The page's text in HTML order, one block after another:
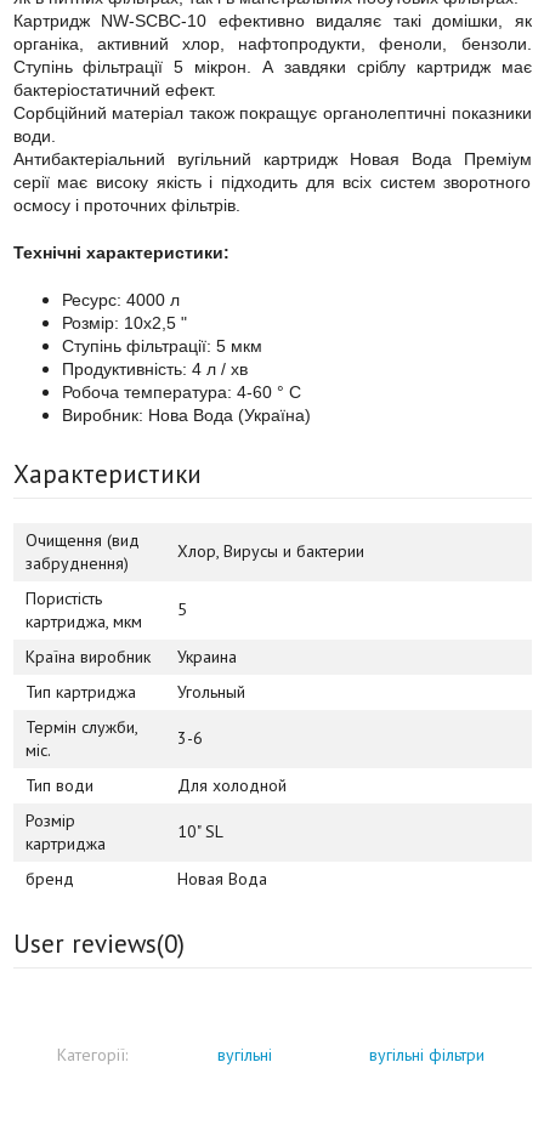
Картридж NW-SCBC-10 ефективно видаляє такі домішки, як
органіка, активний хлор, нафтопродукти, феноли, бензоли.
Ступінь фільтрації 5 мікрон. А завдяки сріблу картридж має
бактеріостатичний ефект.
Сорбційний матеріал також покращує органолептичні показники
води.
Антибактеріальний вугільний картридж Новая Вода Преміум
серії має високу якість і підходить для всіх систем зворотного
осмосу і проточних фільтрів.
Технічні характеристики:
Ресурс: 4000 л
Розмір: 10х2,5 "
Ступінь фільтрації: 5 мкм
Продуктивність: 4 л / хв
Робоча температура: 4-60 ° С
Виробник: Нова Вода (Україна)
Характеристики
Очищення (вид
забруднення)
Хлор, Вирусы и бактерии
Пористість
картриджа, мкм
5
Країна виробник
Украина
Тип картриджа
Угольный
Термін служби,
міс.
3-6
Тип води
Для холодной
Розмір
картриджа
10" SL
бренд Новая Вода
User reviews(0)
Категорії: вугільні вугільні фільтри